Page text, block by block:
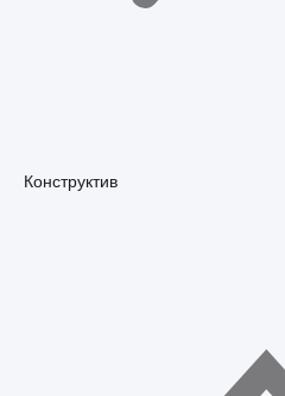
Конструктив